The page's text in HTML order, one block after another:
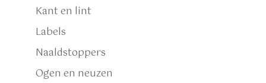
Kant en lint
Labels
Naaldstoppers
Ogen en neuzen